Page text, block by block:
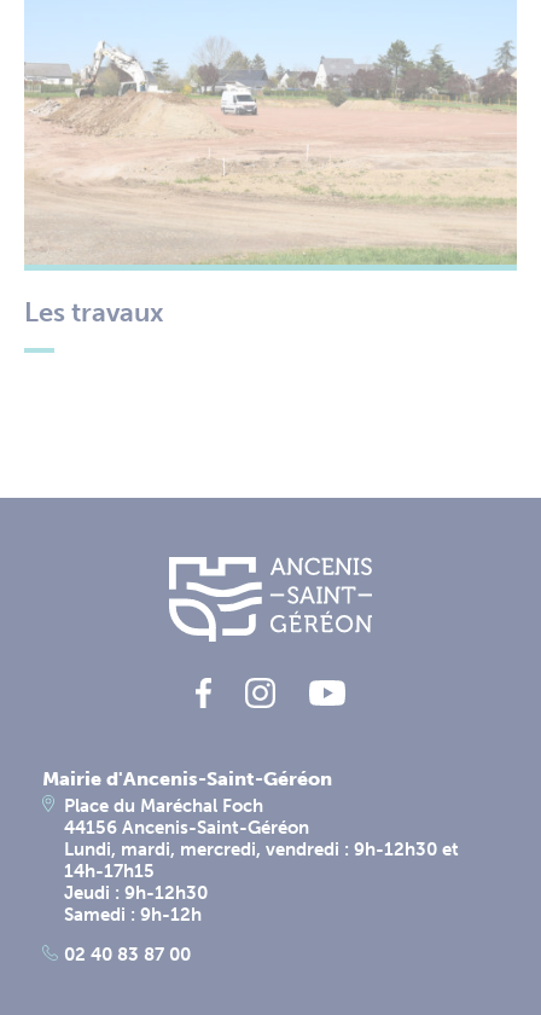
Les travaux
Mairie d'Ancenis-Saint-Géréon
Place du Maréchal Foch
44156 Ancenis-Saint-Géréon
Lundi, mardi, mercredi, vendredi : 9h-12h30 et
14h-17h15
Jeudi : 9h-12h30
Samedi : 9h-12h
02 40 83 87 00